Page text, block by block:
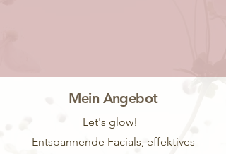
Mein Angebot
Let's glow!
Entspannende Facials, effektives